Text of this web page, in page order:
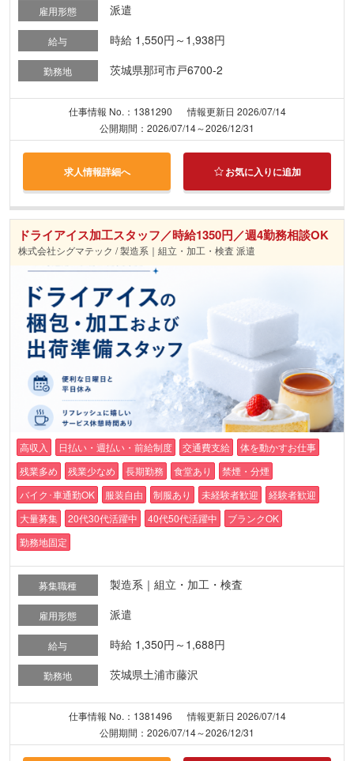
雇用形態 派遣
給与 時給 1,550円～1,938円
勤務地 茨城県那珂市戸6700-2
仕事情報 No.：1381290
情報更新日 2026/07/14
公開期間：2026/07/14～2026/12/31
求人情報詳細へ お気に入りに追加
ドライアイス加工スタッフ／時給1350円／週4勤務相談OK
株式会社シグマテック / 製造系｜組立・加工・検査 派遣
高収入 日払い・週払い・前給制度 交通費支給
体を動かすお仕事
残業多め
残業少なめ 長期勤務 食堂あり
禁煙・分煙
バイク･車通勤OK
服装自由 制服あり 未経験者歓迎
経験者歓迎
大量募集
20代30代活躍中 40代50代活躍中
ブランクOK
勤務地固定
募集職種 製造系｜組立・加工・検査
雇用形態 派遣
給与 時給 1,350円～1,688円
勤務地 茨城県土浦市藤沢
仕事情報 No.：1381496
情報更新日 2026/07/14
公開期間：2026/07/14～2026/12/31